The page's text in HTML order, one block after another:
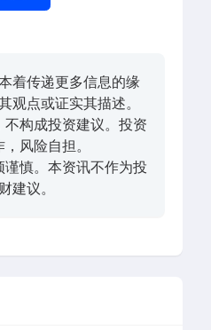
着传递更多信息的缘
观点或证实其描述。
构成投资建议。投资
风险自担。
慎。本资讯不作为投
建议。